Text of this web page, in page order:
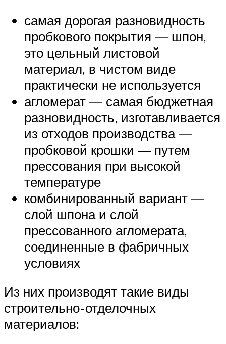
самая дорогая разновидность
пробкового покрытия — шпон,
это цельный листовой
материал, в чистом виде
практически не используется
агломерат — самая бюджетная
разновидность, изготавливается
из отходов производства —
пробковой крошки — путем
прессования при высокой
температуре
комбинированный вариант —
слой шпона и слой
прессованного агломерата,
соединенные в фабричных
условиях
Из них производят такие виды
строительно-отделочных
материалов: